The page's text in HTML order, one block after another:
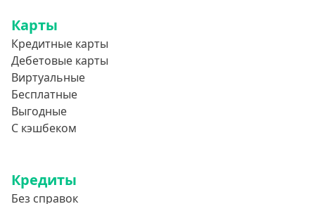
Карты
Кредитные карты
Дебетовые карты
Виртуальные
Бесплатные
Выгодные
С кэшбеком
Кредиты
Без справок